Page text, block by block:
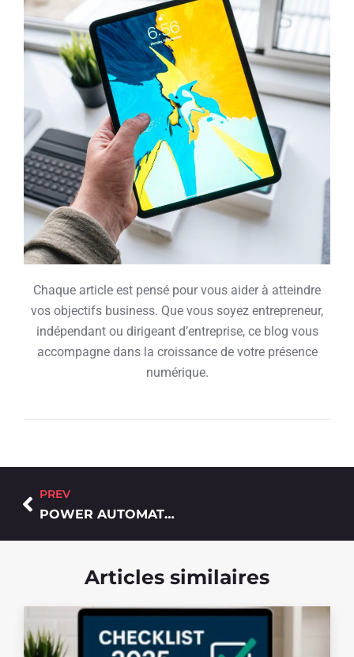
Chaque article est pensé pour vous aider à atteindre
vos objectifs business. Que vous soyez entrepreneur,
indépendant ou dirigeant d’entreprise, ce blog vous
accompagne dans la croissance de votre présence
numérique.
PREV
POWER AUTOMATE : 3 AUTOMATISATIONS SIMPLES À METTRE EN PLACE DÈS DEMAIN
Articles similaires